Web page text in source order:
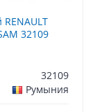
32109
32109
Румыния